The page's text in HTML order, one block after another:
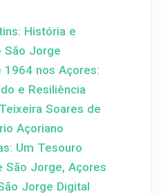
História e
São Jorge
1964 nos Açores:
e Resiliência
Soares de
Açoriano
Um Tesouro
São Jorge, Açores
Jorge Digital